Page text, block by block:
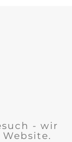
- wir